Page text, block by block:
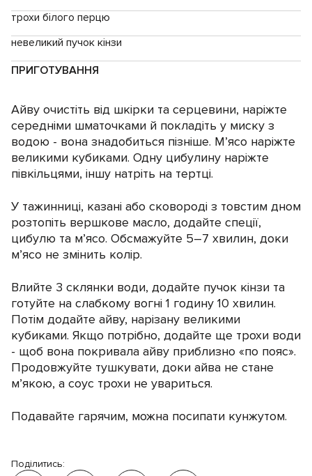
трохи білого перцю
невеликий пучок кінзи
ПРИГОТУВАННЯ
Айву очистіть від шкірки та серцевини, наріжте
середніми шматочками й покладіть у миску з
водою - вона знадобиться пізніше. М’ясо наріжте
великими кубиками. Одну цибулину наріжте
півкільцями, іншу натріть на тертці.
У тажинниці, казані або сковороді з товстим дном
розтопіть вершкове масло, додайте спеції,
цибулю та м’ясо. Обсмажуйте 5–7 хвилин, доки
м’ясо не змінить колір.
Влийте 3 склянки води, додайте пучок кінзи та
готуйте на слабкому вогні 1 годину 10 хвилин.
Потім додайте айву, нарізану великими
кубиками. Якщо потрібно, додайте ще трохи води
- щоб вона покривала айву приблизно «по пояс».
Продовжуйте тушкувати, доки айва не стане
м’якою, а соус трохи не увариться.
Подавайте гарячим, можна посипати кунжутом.
Поділитись: